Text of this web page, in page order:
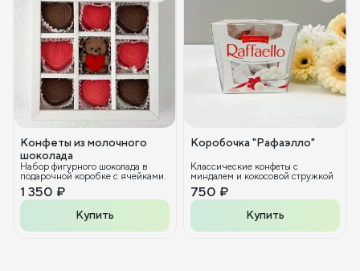
Конфеты из молочного
шоколада
Набор фигурного шоколада в
подарочной коробке с ячейками.
1 350 ₽
Купить
Коробочка "Рафаэлло"
Классические конфеты с
миндалем и кокосовой стружкой
750 ₽
Купить